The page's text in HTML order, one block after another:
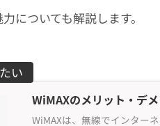
についても解説します。
WiMAXのメリット・デ